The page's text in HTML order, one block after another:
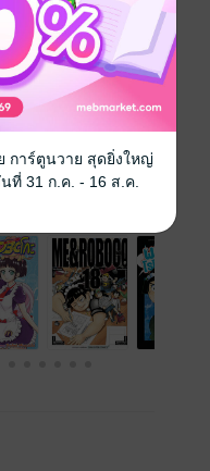
โบโกะ หุ่นเมดพันธุ์ซ่า
pdf
19 กรกฎาคม 2566
การ์ตูนวาย สุดยิ่งใหญ่
ที่ 31 ก.ค. - 16 ส.ค.